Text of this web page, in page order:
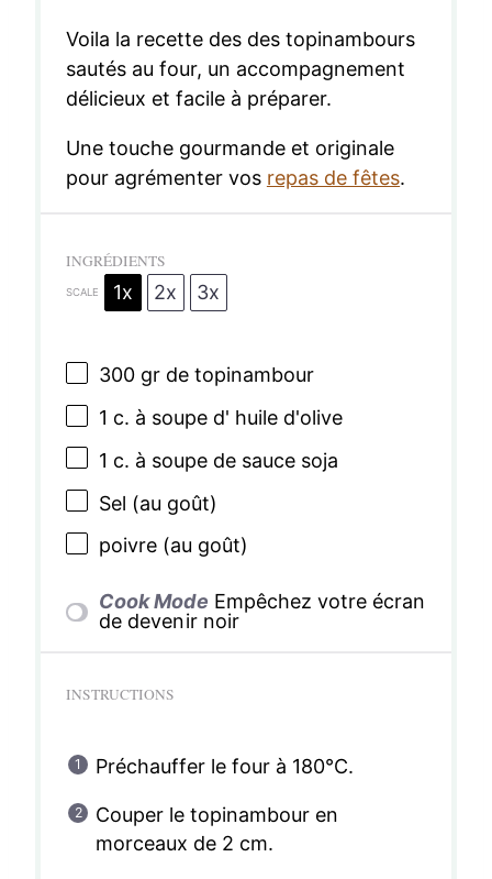
Voila la recette des des topinambours
sautés au four, un accompagnement
délicieux et facile à préparer.
Une touche gourmande et originale
pour agrémenter vos repas de fêtes.
INGRÉDIENTS
SCALE 1x 2x 3x
300gr de topinambour
1 c. à soupe d' huile d'olive
1 c. à soupe de sauce soja
Sel (au goût)
poivre (au goût)
Cook Mode Empêchez votre écran
de devenir noir
INSTRUCTIONS
Préchauffer le four à 180°C.
Couper le topinambour en
morceaux de 2 cm.